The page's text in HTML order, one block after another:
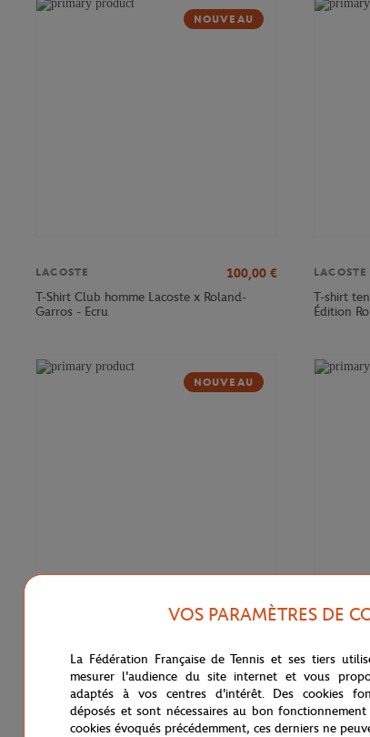
NOUVEAU
LACOSTE 100,00 €
T-Shirt Club homme Lacoste x Roland-
Garros - Ecru
LACOSTE
T-shirt
Édition
NOUVEAU
Sac à dos Cadence Soft 14" Delsey x
Roland-Garros - Marine
Valise
Roland-
VOS PARAMÈTRES DE
La Fédération Française de Tennis et ses tiers
mesurer l'audience du site internet et vous
adaptés à vos centres d'intérêt. Des cookies
déposés et sont nécessaires au bon
cookies évoqués précédemment, ces derniers ne